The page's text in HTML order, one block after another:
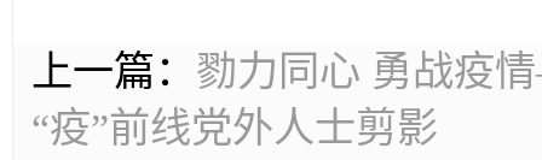
上一篇： 勠力同心 勇战疫
“疫”前线党外人士剪影